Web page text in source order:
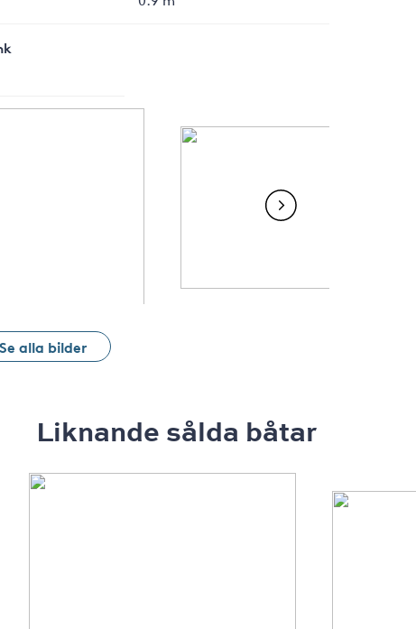
Se alla bilder
Liknande sålda båtar